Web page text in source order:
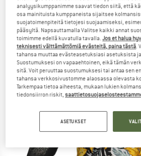
analyysikumppanimme saavat tiedon siitä, että
osa mainituista kumppaneista sijaitsee
suojatoimenpiteitä tietojesi suojaamiseksi,
pääsyltä. Napsauttamalla Valitse kaikki annat
toimimme edellä kuvatulla tavalla.Jos et halua
teknisesti välttämättömiä evästeitä, paina tästä .
tahansa muuttaa evästeasetuksiasi asetuksista
Suostumuksesi on vapaaehtoinen, eikä tämän
sitä. Voit peruuttaa suostumuksesi tai antaa sen
tahansa verkkosivustomme alaosassa olevasta
Tarkempaa tietoa aiheesta, mukaan lukien
tiedonsiirron riskit,
ASETUKSET